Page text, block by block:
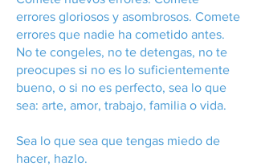
errores gloriosos y asombrosos. Comete
errores que nadie ha cometido antes.
No te congeles, no te detengas, no te
preocupes si no es lo suficientemente
bueno, o si no es perfecto, sea lo que
sea: arte, amor, trabajo, familia o vida.
Sea lo que sea que tengas miedo de
hacer, hazlo.